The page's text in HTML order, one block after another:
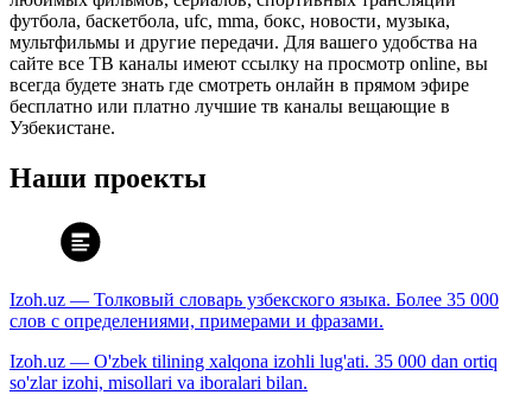
футбола, баскетбола, ufc, mma, бокс, новости, музыка,
мультфильмы и другие передачи. Для вашего удобства на
сайте все ТВ каналы имеют ссылку на просмотр online, вы
всегда будете знать где смотреть онлайн в прямом эфире
бесплатно или платно лучшие тв каналы вещающие в
Узбекистане.
Наши проекты
Izoh.uz — Толковый словарь узбекского языка. Более 35 000
слов с определениями, примерами и фразами.
Izoh.uz — O'zbek tilining xalqona izohli lug'ati. 35 000 dan ortiq
so'zlar izohi, misollari va iboralari bilan.